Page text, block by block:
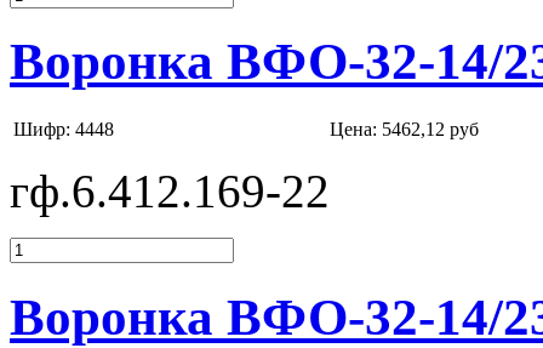
Воронка ВФО-32-14/
Шифр: 4448 Цена: 5462,12 руб
гф.6.412.169-22
Воронка ВФО-32-14/